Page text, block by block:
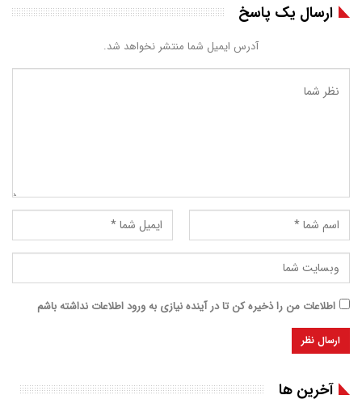
ارسال یک پاسخ
آدرس ایمیل شما منتشر نخواهد شد.
اطلاعات من را ذخیره کن تا در آینده نیازی به ورود اطلاعات نداشته باشم
آخرین ها